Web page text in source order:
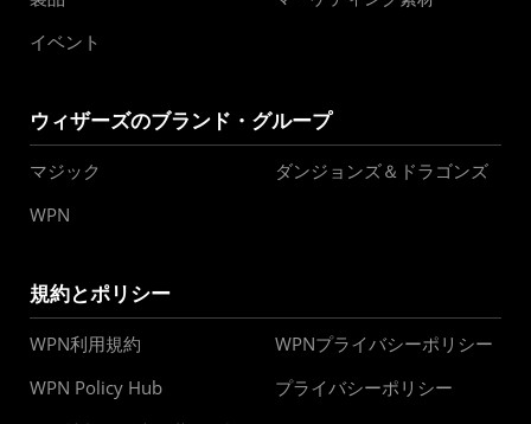
イベント
ウィザーズのブランド・グループ
マジック
ダンジョンズ＆ドラゴンズ
WPN
規約とポリシー
WPN利用規約
WPNプライバシーポリシー
WPN Policy Hub
プライバシーポリシー